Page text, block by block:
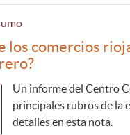
los comercios
Un informe del Centro
principales rubros de la
detalles en esta nota.